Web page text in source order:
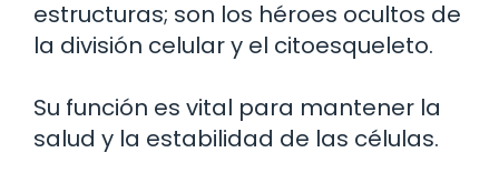
estructuras; son los héroes ocultos de
la división celular y el citoesqueleto.
Su función es vital para mantener la
salud y la estabilidad de las células.